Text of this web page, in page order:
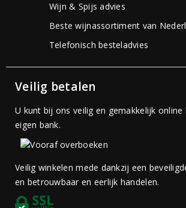
Wijn & Spijs advies
Beste wijnassortiment van
Telefonisch besteladvies
Veilig betalen
U kunt bij ons veilig en gemakkelijk
eigen bank.
Veilig winkelen mede dankzij een
en betrouwbaar en eerlijk handelen.